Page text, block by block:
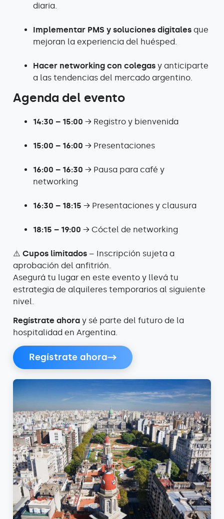
diaria.
Implementar PMS y soluciones digitales que
mejoran la experiencia del huésped.
Hacer networking con colegas y anticiparte
a las tendencias del mercado argentino.
Agenda del evento
14:30 – 15:00 → Registro y bienvenida
15:00 – 16:00 → Presentaciones
16:00 – 16:30 → Pausa para café y
networking
16:30 – 18:15 → Presentaciones y clausura
18:15 – 19:00 → Cóctel de networking
⚠️ Cupos limitados – Inscripción sujeta a
aprobación del anfitrión
Asegurá tu lugar en este evento y llevá tu
estrategia de alquileres temporarios al siguiente
nivel.
Regístrate ahora y sé parte del futuro de la
hospitalidad en Argentina.
Regístrate ahora